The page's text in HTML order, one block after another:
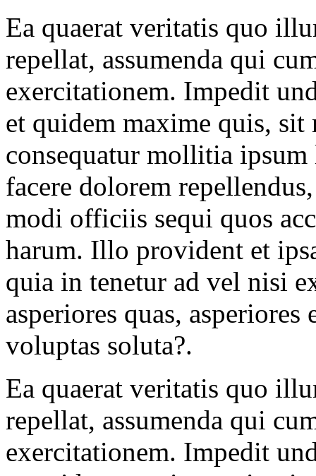
Ea quaerat veritatis quo
repellat, assumenda qui
exercitationem. Impedit
et quidem maxime quis, sit
consequatur mollitia
facere dolorem
modi officiis sequi quos
harum. Illo provident et
quia in tenetur ad vel nisi
asperiores quas,
voluptas soluta?.
Ea quaerat veritatis quo
repellat, assumenda qui
exercitationem. Impedit